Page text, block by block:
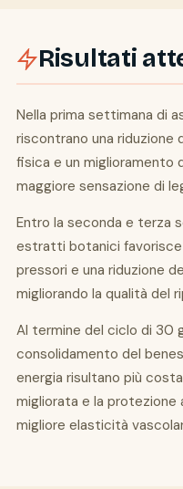
Risultati
Nella prima settimana di
riscontrano una riduzione
fisica e un miglioramento
maggiore sensazione di
Entro la seconda e terza
estratti botanici favorisce
pressori e una riduzione
migliorando la qualità del
Al termine del ciclo di 30
consolidamento del
energia risultano più
migliorata e la
migliore elasticità